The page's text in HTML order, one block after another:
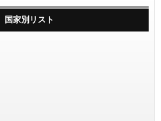
国家別リスト